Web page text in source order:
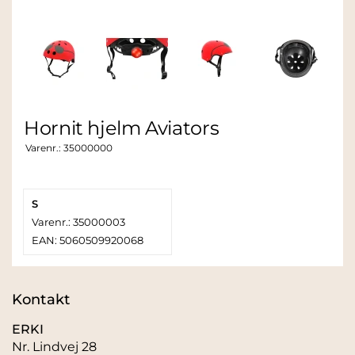
Hornit hjelm Aviators
Varenr.: 35000000
S
Varenr.: 35000003
EAN: 5060509920068
Kontakt
ERKI
Nr. Lindvej 28